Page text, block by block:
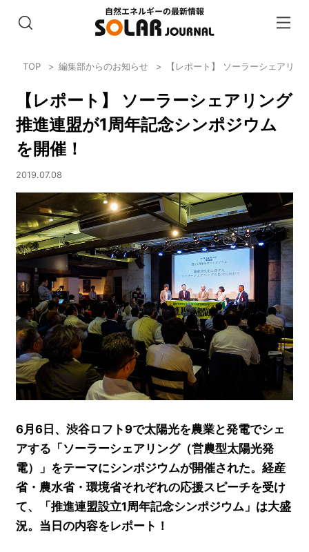
TOP 編集部からのお知らせ 【レポート】 ソーラーシェアリ
【レポート】 ソーラーシェアリング
推進連盟が1周年記念シンポジウム
を開催！
2019.07.08
6月6日、渋谷ロフト9で太陽光を農業と発電でシェ
アする「ソーラーシェアリング（営農型太陽光発
電）」をテーマにシンポジウムが開催された。経産
省・農水省・環境省それぞれの応援スピーチを受け
て、「推進連盟設立1周年記念シンポジウム」は大盛
況。当日の内容をレポート！